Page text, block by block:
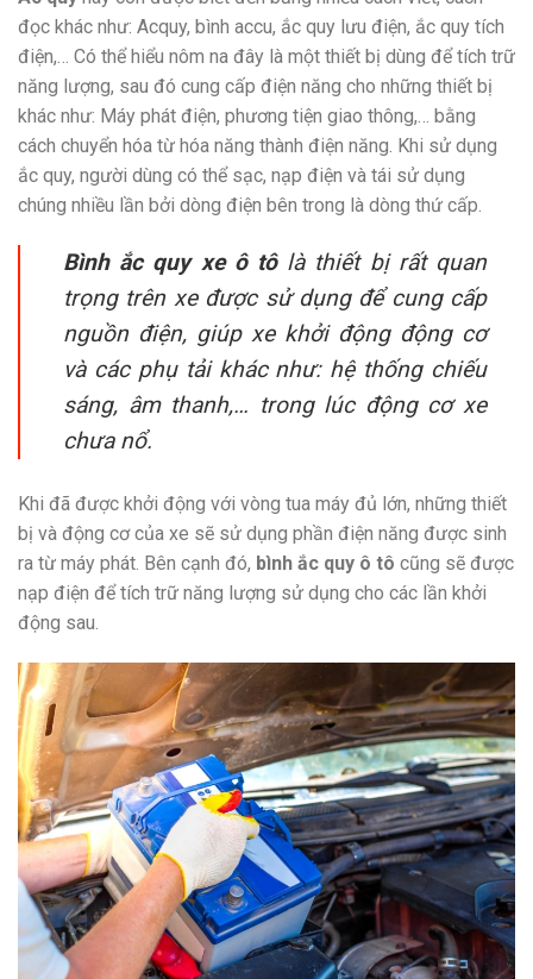
đọc khác như: Acquy, bình accu, ắc quy lưu điện, ắc quy tích
điện,… Có thể hiểu nôm na đây là một thiết bị dùng để tích trữ
năng lượng, sau đó cung cấp điện năng cho những thiết bị
khác như: Máy phát điện, phương tiện giao thông,… bằng
cách chuyển hóa từ hóa năng thành điện năng. Khi sử dụng
ắc quy, người dùng có thể sạc, nạp điện và tái sử dụng
chúng nhiều lần bởi dòng điện bên trong là dòng thứ cấp.
Bình ắc quy xe ô tôlà thiết bị rất quan
trọng trên xe được sử dụng để cung cấp
nguồn điện, giúp xe khởi động động cơ
và các phụ tải khác như: hệ thống chiếu
sáng, âm thanh,… trong lúc động cơ xe
chưa nổ.
Khi đã được khởi động với vòng tua máy đủ lớn, những thiết
bị và động cơ của xe sẽ sử dụng phần điện năng được sinh
ra từ máy phát. Bên cạnh đó, bình ắc quy ô tô cũng sẽ được
nạp điện để tích trữ năng lượng sử dụng cho các lần khởi
động sau.